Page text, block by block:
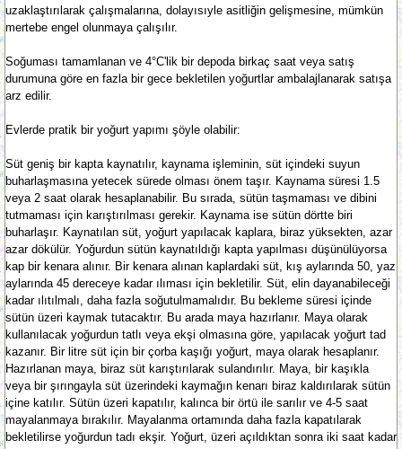
uzaklaştırılarak çalışmalarına, dolayısıyle asitliğin gelişmesine, mümkün
mertebe engel olunmaya çalışılır.
Soğuması tamamlanan ve 4°C'lik bir depoda birkaç saat veya satış
durumuna göre en fazla bir gece bekletilen yoğurtlar ambalajlanarak satışa
arz edilir.
Evlerde pratik bir yoğurt yapımı şöyle olabilir:
Süt geniş bir kapta kaynatılır, kaynama işleminin, süt içindeki suyun
buharlaşmasına yetecek sürede olması önem taşır. Kaynama süresi 1.5
veya 2 saat olarak hesaplanabilir. Bu sırada, sütün taşmaması ve dibini
tutmaması için karıştırılması gerekir. Kaynama ise sütün dörtte biri
buharlaşır. Kaynatılan süt, yoğurt yapılacak kaplara, biraz yüksekten, azar
azar dökülür. Yoğurdun sütün kaynatıldığı kapta yapılması düşünülüyorsa
kap bir kenara alınır. Bir kenara alınan kaplardaki süt, kış aylarında 50, yaz
aylarında 45 dereceye kadar ılıması için bekletilir. Süt, elin dayanabileceği
kadar ılıtılmalı, daha fazla soğutulmamalıdır. Bu bekleme süresi içinde
sütün üzeri kaymak tutacaktır. Bu arada maya hazırlanır. Maya olarak
kullanılacak yoğurdun tatlı veya ekşi olmasına göre, yapılacak yoğurt tad
kazanır. Bir litre süt için bir çorba kaşığı yoğurt, maya olarak hesaplanır.
Hazırlanan maya, biraz süt karıştırılarak sulandırılır. Maya, bir kaşıkla
veya bir şırıngayla süt üzerindeki kaymağın kenarı biraz kaldırılarak sütün
içine katılır. Sütün üzeri kapatılır, kalınca bir örtü ile sarılır ve 4-5 saat
mayalanmaya bırakılır. Mayalanma ortamında daha fazla kapatılarak
bekletilirse yoğurdun tadı ekşir. Yoğurt, üzeri açıldıktan sonra iki saat kadar